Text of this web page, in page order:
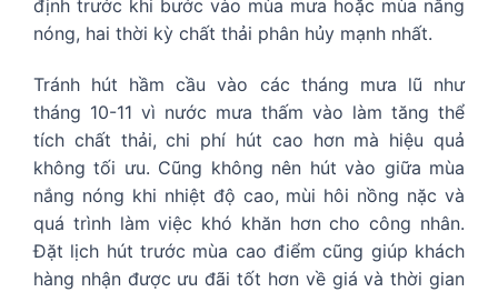
định trước khi bước vào mùa mưa hoặc mùa nắng
nóng, hai thời kỳ chất thải phân hủy mạnh nhất.
Tránh hút hầm cầu vào các tháng mưa lũ như
tháng 10-11 vì nước mưa thấm vào làm tăng thể
tích chất thải, chi phí hút cao hơn mà hiệu quả
không tối ưu. Cũng không nên hút vào giữa mùa
nắng nóng khi nhiệt độ cao, mùi hôi nồng nặc và
quá trình làm việc khó khăn hơn cho công nhân.
Đặt lịch hút trước mùa cao điểm cũng giúp khách
hàng nhận được ưu đãi tốt hơn về giá và thời gian